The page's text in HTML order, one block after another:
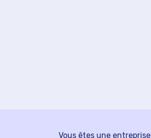
Vous êtes une entreprise